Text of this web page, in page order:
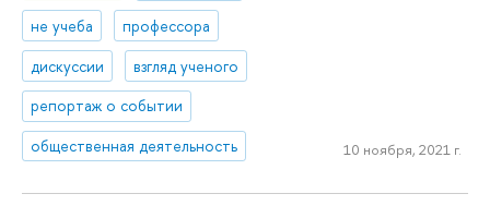
не учеба
профессора
дискуссии
взгляд ученого
репортаж о событии
общественная деятельность
10 ноября, 2021 г.